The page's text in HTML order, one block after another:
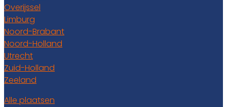
Overijssel
Limburg
Noord-Brabant
Noord-Holland
Utrecht
Zuid-Holland
Zeeland
Alle plaatsen